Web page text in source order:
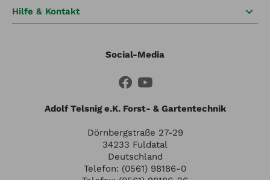
Hilfe & Kontakt
Social-Media
Adolf Telsnig e.K. Forst- & Gartentechnik
Dörnbergstraße 27-29
34233 Fuldatal
Deutschland
Telefon: (0561) 98186-0